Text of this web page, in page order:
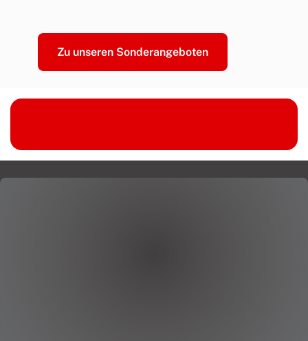
Zu unseren Sonderangeboten